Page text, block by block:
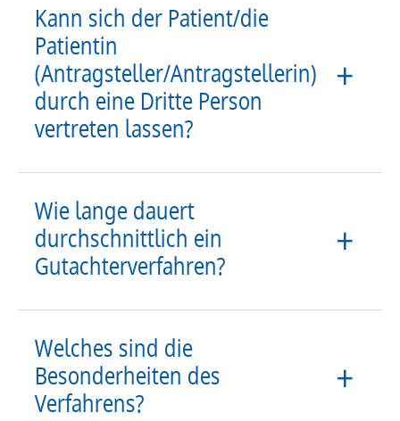
Kann sich der Patient/die
Patientin
(Antragsteller/Antragstellerin)
durch eine Dritte Person
vertreten lassen?
Wie lange dauert
durchschnittlich ein
Gutachterverfahren?
Welches sind die
Besonderheiten des
Verfahrens?